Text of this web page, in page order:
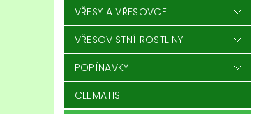
VŘESY A VŘESOVCE
VŘESOVIŠTNÍ ROSTLINY
POPÍNAVKY
CLEMATIS